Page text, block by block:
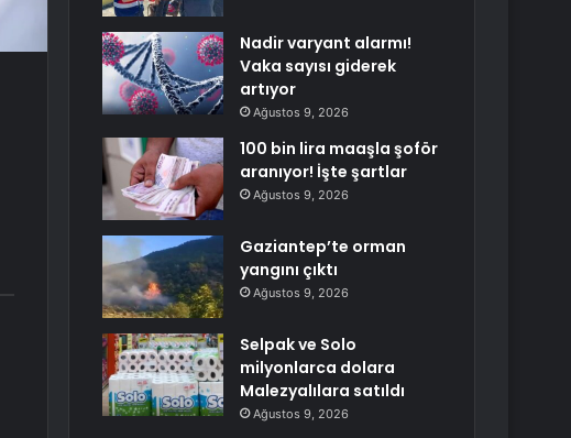
Nadir varyant alarmı!
Vaka sayısı giderek
artıyor
Ağustos 9, 2026
100 bin lira maaşla şoför
aranıyor! İşte şartlar
Ağustos 9, 2026
Gaziantep’te orman
yangını çıktı
Ağustos 9, 2026
Selpak ve Solo
milyonlarca dolara
Malezyalılara satıldı
Ağustos 9, 2026